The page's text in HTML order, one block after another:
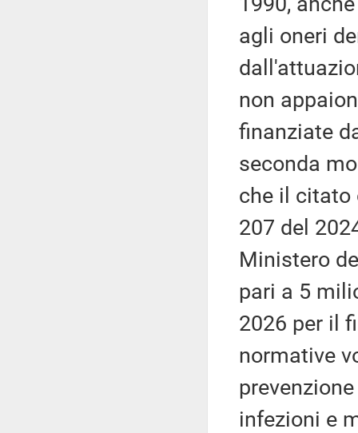
agli oneri
non
finanziate
seconda
che il citato
207 del
Ministero
pari a 5
2026 per il
normative
infezioni e